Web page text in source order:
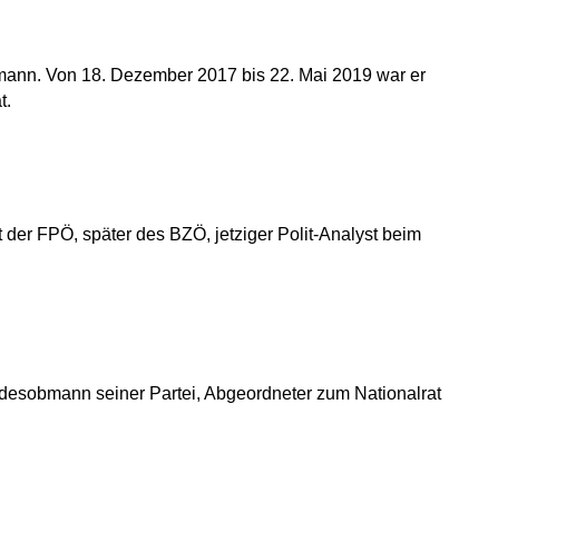
Von 18. Dezember 2017 bis 22. Mai 2019 war er
FPÖ, später des BZÖ, jetziger Polit-Analyst beim
seiner Partei, Abgeordneter zum Nationalrat